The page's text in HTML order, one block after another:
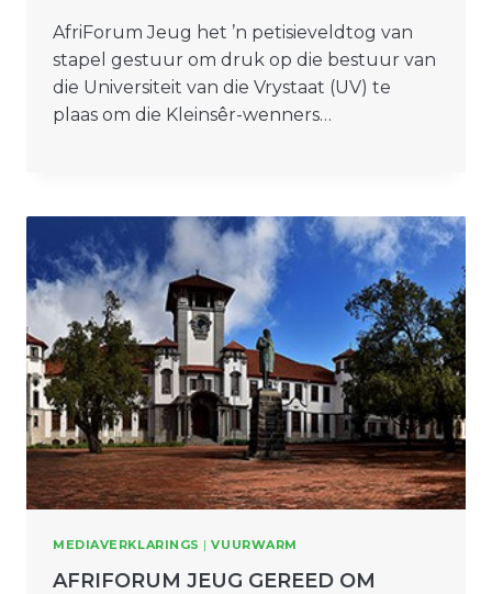
AfriForum Jeug het ’n petisieveldtog van
stapel gestuur om druk op die bestuur van
die Universiteit van die Vrystaat (UV) te
plaas om die Kleinsêr-wenners…
MEDIAVERKLARINGS |VUURWARM
AFRIFORUM JEUG GEREED OM